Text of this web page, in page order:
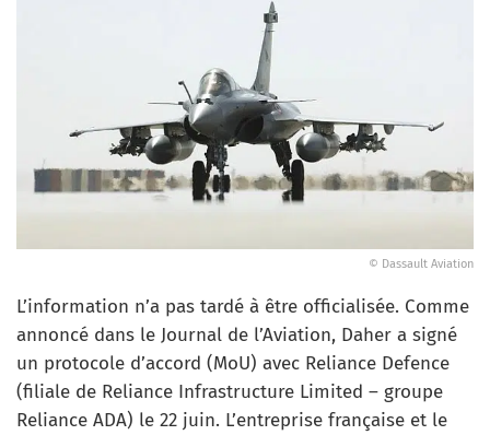
© Dassault Aviation
L’information n’a pas tardé à être officialisée. Comme
annoncé dans le Journal de l’Aviation, Daher a signé
un protocole d’accord (MoU) avec Reliance Defence
(filiale de Reliance Infrastructure Limited – groupe
Reliance ADA) le 22 juin. L’entreprise française et le